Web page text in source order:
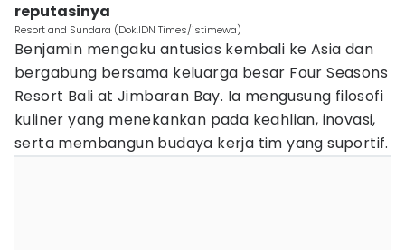
reputasinya
Resort and Sundara (Dok.IDN Times/istimewa)
Benjamin mengaku antusias kembali ke Asia dan
bergabung bersama keluarga besar Four Seasons
Resort Bali at Jimbaran Bay. Ia mengusung filosofi
kuliner yang menekankan pada keahlian, inovasi,
serta membangun budaya kerja tim yang suportif.